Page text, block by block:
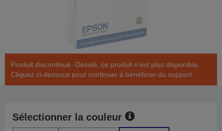
Produit discontinué -Désolé, ce produit n’est plus disponible.
Cliquez ci-dessous pour continuer à bénéficier du support.
Sélectionner la couleur